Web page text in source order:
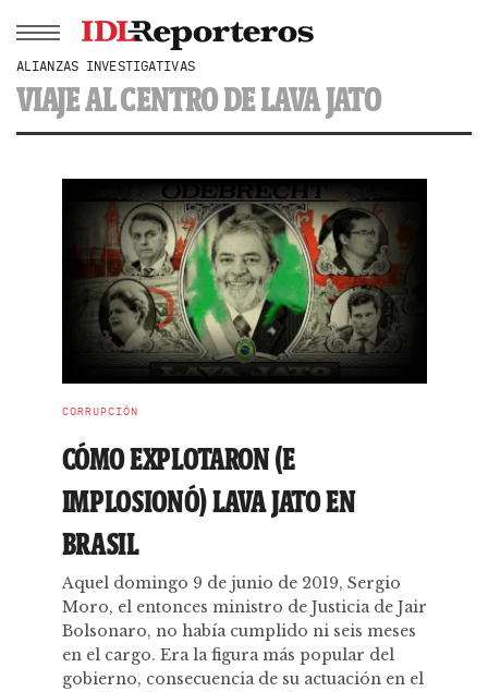
ALIANZAS INVESTIGATIVAS
VIAJE AL CENTRO DE LAVA JATO
CORRUPCIÓN
CÓMO EXPLOTARON (E
IMPLOSIONÓ) LAVA JATO EN
BRASIL
Aquel domingo 9 de junio de 2019, Sergio
Moro, el entonces ministro de Justicia de Jair
Bolsonaro, no había cumplido ni seis meses
en el cargo. Era la figura más popular del
gobierno, consecuencia de su actuación en el